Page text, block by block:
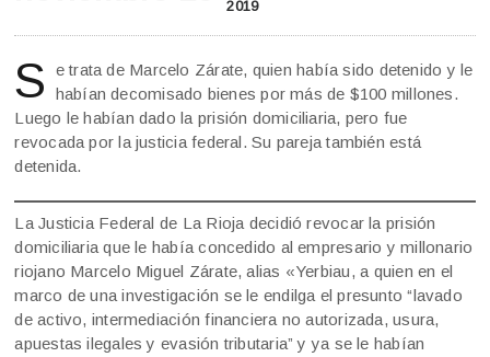
2019
S
e trata de Marcelo Zárate, quien había sido detenido y le
habían decomisado bienes por más de $100 millones.
Luego le habían dado la prisión domiciliaria, pero fue
revocada por la justicia federal. Su pareja también está
detenida.
La Justicia Federal de La Rioja decidió revocar la prisión
domiciliaria que le había concedido al empresario y millonario
riojano Marcelo Miguel Zárate, alias «Yerbiau, a quien en el
marco de una investigación se le endilga el presunto “lavado
de activo, intermediación financiera no autorizada, usura,
apuestas ilegales y evasión tributaria” y ya se le habían